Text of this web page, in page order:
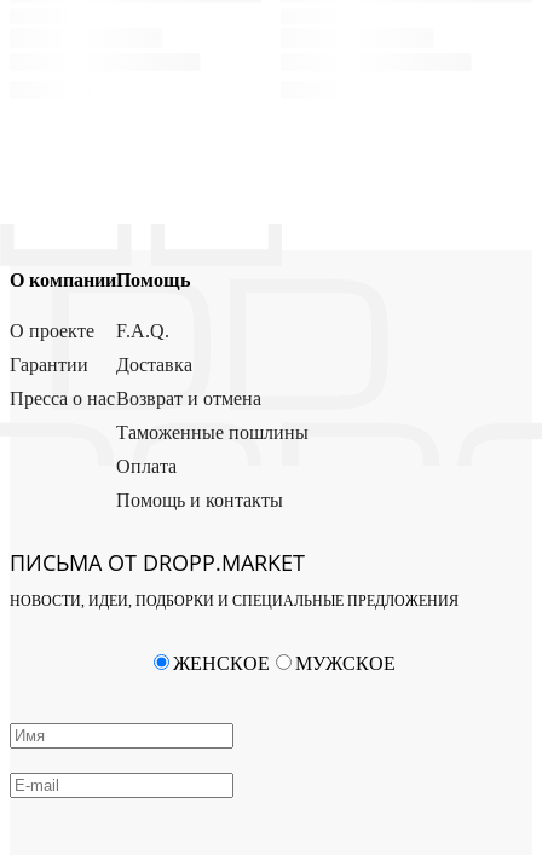
О компании
О проекте
Гарантии
Пресса о нас
Помощь
F.A.Q.
Доставка
Возврат и отмена
Таможенные пошлины
Оплата
Помощь и контакты
ПИСЬМА ОТ DROPP.MARKET
НОВОСТИ, ИДЕИ, ПОДБОРКИ И СПЕЦИАЛЬНЫЕ ПРЕДЛОЖЕНИЯ
ЖЕНСКОЕ МУЖСКОЕ